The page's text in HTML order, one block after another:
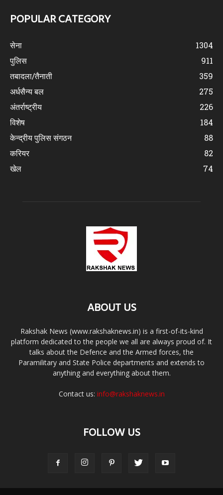
POPULAR CATEGORY
सेना
1304
पुलिस
911
तबादला/तैनाती
359
अर्धसैन्य बल
275
अंतर्राष्ट्रीय
226
विशेष
184
केन्द्रीय पुलिस संगठन
88
करियर
82
खेल
74
ABOUT US
Rakshak News (www.rakshaknews.in) is a first-of-its-kind
platform dedicated to the people we all are always proud of. It
talks about the Defence and the Armed forces, the
Paramilitary and State Police departments and extends to
anything and everything about them.
Contact us: info@rakshaknews.in
FOLLOW US